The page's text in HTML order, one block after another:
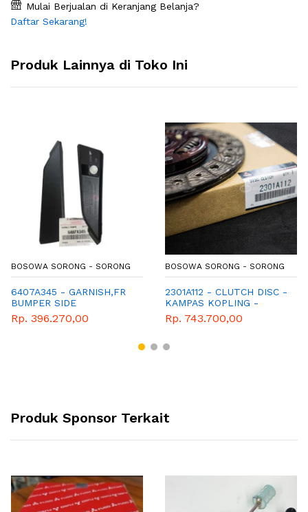
Mulai Berjualan di Keranjang Belanja?
Daftar Sekarang!
Produk Lainnya di Toko Ini
BOSOWA SORONG - SORONG
6407A345 - GARNISH,FR
BUMPER SIDE
Rp. 396.270,00
BOSOWA SORONG - SORONG
2301A112 - CLUTCH DISC -
KAMPAS KOPLING -
GENUINE SPAREPART -
MITSUBISHI
Rp. 743.700,00
Produk Sponsor Terkait